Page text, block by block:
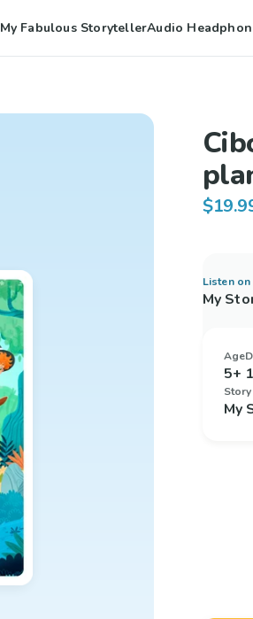
My Fabulous StorytellerAudio
Listen on
My
Age
5+
My